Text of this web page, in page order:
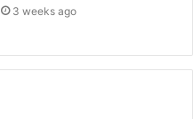
3 weeks ago